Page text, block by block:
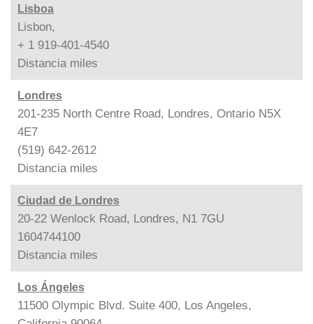
Lisboa
Lisbon,
+ 1 919-401-4540
Distancia miles
Londres
201-235 North Centre Road, Londres, Ontario N5X
4E7
(519) 642-2612
Distancia miles
Ciudad de Londres
20-22 Wenlock Road, Londres, N1 7GU
1604744100
Distancia miles
Los Ángeles
11500 Olympic Blvd. Suite 400, Los Angeles,